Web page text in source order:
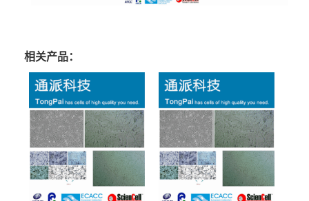
相关产品：